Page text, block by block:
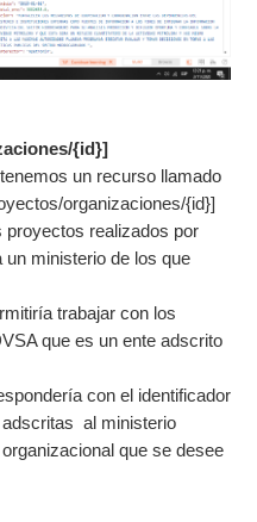
{id}]
un recurso llamado
organizaciones/{id}]
proyectos realizados por
ministerio de los que
trabajar con los
que es un ente adscrito
con el identificador
al ministerio
que se desee